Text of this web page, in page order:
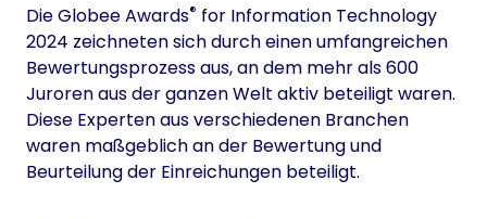
Die Globee Awards® for Information Technology
2024 zeichneten sich durch einen umfangreichen
Bewertungsprozess aus, an dem mehr als 600
Juroren aus der ganzen Welt aktiv beteiligt waren.
Diese Experten aus verschiedenen Branchen
waren maßgeblich an der Bewertung und
Beurteilung der Einreichungen beteiligt.